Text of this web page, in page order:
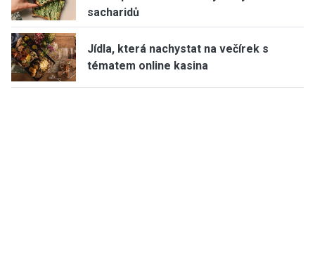
sacharidů
Jídla, která nachystat na večírek s
tématem online kasina